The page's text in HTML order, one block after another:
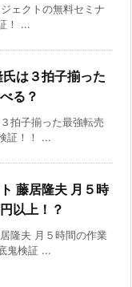
ェクトの無料セミナ
！ ...
は３拍子揃った
る？
拍子揃った最強転売
証！！ ...
藤居隆夫 月５時
以上！？
隆夫 月５時間の作業
鬼検証 ...